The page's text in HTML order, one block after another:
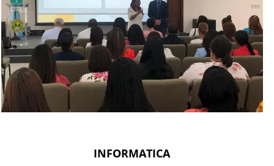
INFORMATICA